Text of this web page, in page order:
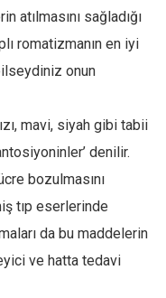
sağladığı
romatizmanın en iyi
onun
mavi, siyah gibi tabii
denilir.
bozulmasını
tıp eserlerinde
da bu maddelerin
ve hatta tedavi